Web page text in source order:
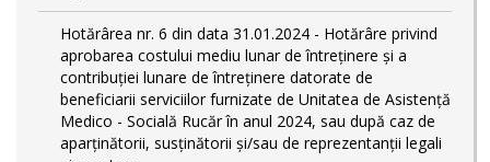
Hotărârea nr. 6 din data 31.01.2024 - Hotărâre privind
aprobarea costului mediu lunar de întreținere și a
contribuției lunare de întreținere datorate de
beneficiarii serviciilor furnizate de Unitatea de Asistență
Medico - Socială Rucăr în anul 2024, sau după caz de
aparținătorii, susținătorii și/sau de reprezentanții legali